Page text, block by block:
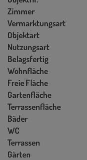
Zimmer
Vermarktungsart
Objektart
Nutzungsart
Belagsfertig
Wohnfläche
Freie Fläche
Gartenfläche
Terrassenfläche
Bäder
WC
Terrassen
Gärten